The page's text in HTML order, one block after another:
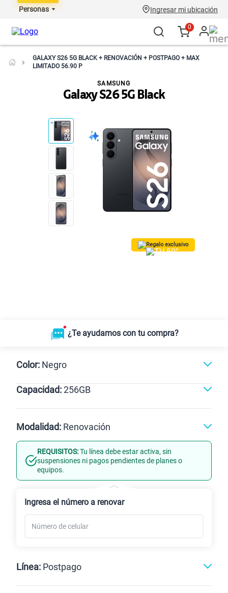
Personas Ingresar mi ubicación
0
GALAXY S26 5G BLACK + RENOVACIÓN + POSTPAGO + MAX
LIMITADO 56.90 P
Galaxy S26 5G Black
SAMSUNG
Regalo exclusivo
¿Te ayudamos con tu compra?
Color: Negro
Negro
Capacidad:256GB
256GB
Modalidad: Renovación
Línea Nueva Portabilidad
REQUISITOS:Tu línea debe estar activa, sin
suspensiones ni pagos pendientes de planes o
equipos.
Ingresa el número a renovar
Línea: Postpago